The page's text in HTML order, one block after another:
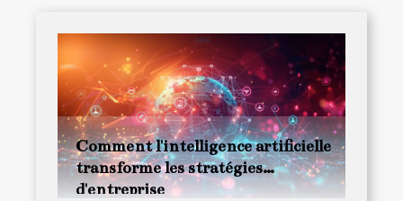
Comment l'intelligence artificielle
transforme les stratégies
d'entreprise